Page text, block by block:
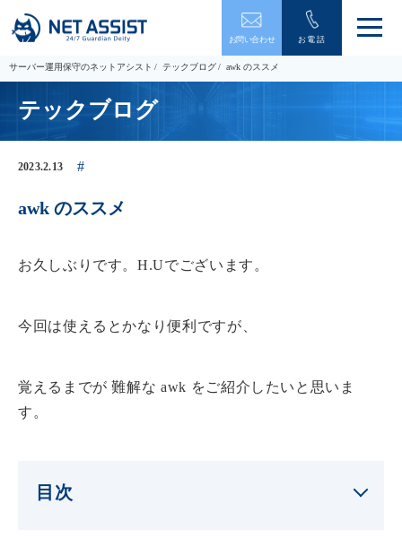
お問い合わせ お電話
メ
ー
サーバー運用保守のネットアシスト テックブログ awk のススメ
テックブログ
2023.2.13
awk のススメ
お久しぶりです。H.Uでございます。
今回は使えるとかなり便利ですが、
覚えるまでが 難解な awk をご紹介したいと思いま
す。
目次